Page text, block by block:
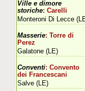
Ville e dimore
storiche: Carelli
Monteroni Di Lecce
Masserie: Torre di
Perez
Galatone (LE)
Conventi: Convento
dei Francescani
Salve (LE)